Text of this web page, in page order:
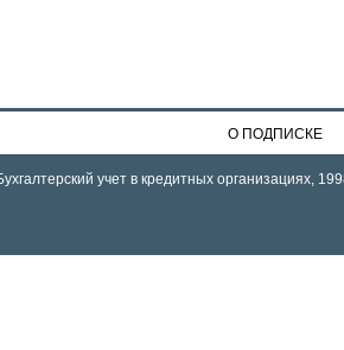
О ПОДПИСКЕ
учет в кредитных организациях,